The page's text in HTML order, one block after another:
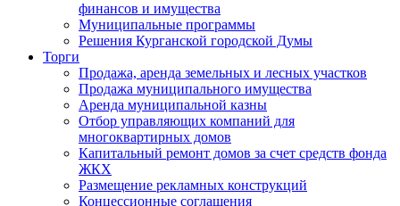
финансов и имущества
Муниципальные программы
Решения Курганской городской Думы
Торги
Продажа, аренда земельных и лесных участков
Продажа муниципального имущества
Аренда муниципальной казны
Отбор управляющих компаний для
многоквартирных домов
Капитальный ремонт домов за счет средств фонда
ЖКХ
Размещение рекламных конструкций
Концессионные соглашения